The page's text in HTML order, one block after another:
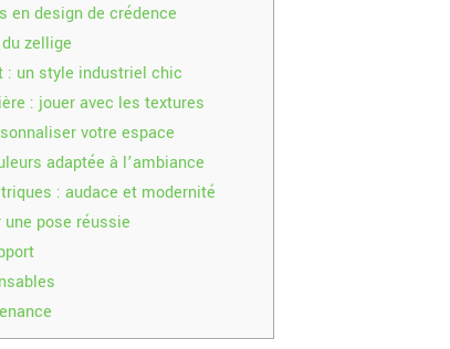
en design de crédence
zellige
: un style industriel chic
: jouer avec les textures
votre espace
adaptée à l’ambiance
: audace et modernité
pose réussie